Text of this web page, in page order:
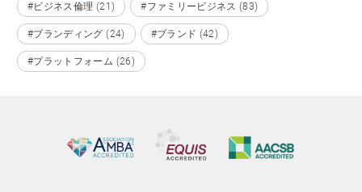
#ビジネス倫理 (21) #ファミリービジネス (83)
#ブランディング (24) #ブランド (42)
#プラットフォーム (26)